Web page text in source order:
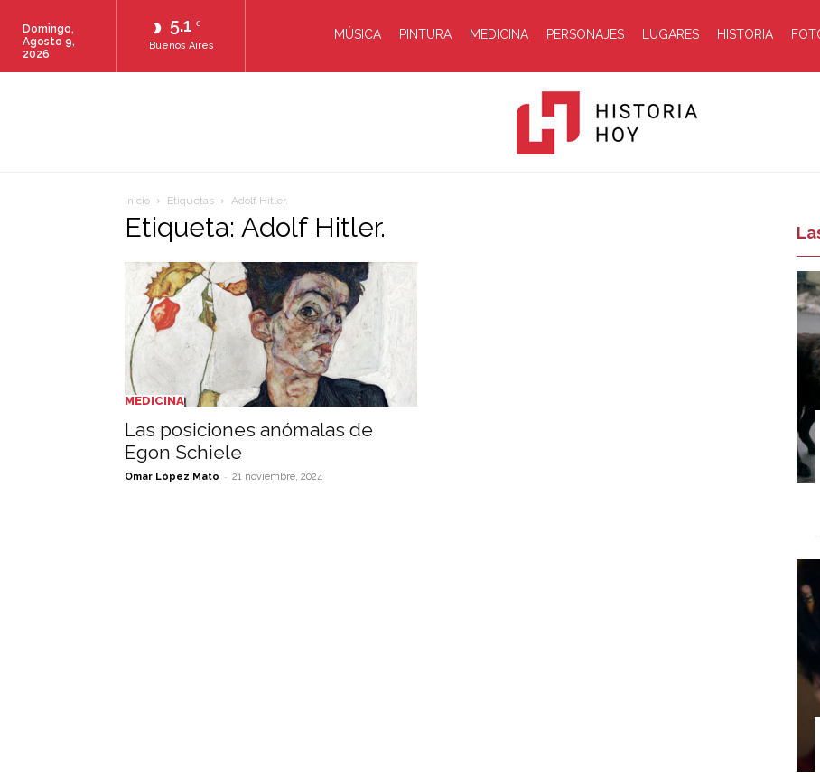
5.1 C
Buenos Aires
Domingo,
Agosto 9,
2026
MÚSICA PINTURA MEDICINA PERSONAJES LUGARES HISTORIA
Inicio Etiquetas Adolf Hitler.
Etiqueta: Adolf Hitler.
MEDICINA
Las posiciones anómalas de
Egon Schiele
Omar López Mato - 21 noviembre, 2024